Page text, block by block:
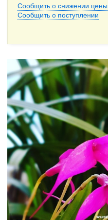
Сообщить о снижении цены
Сообщить о поступлении